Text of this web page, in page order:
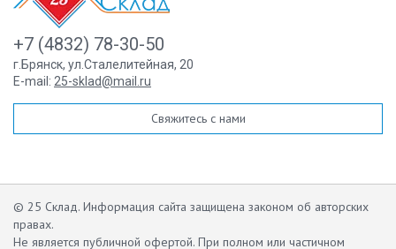
+7 (4832) 78-30-50
г.Брянск, ул.Сталелитейная, 20
E-mail: 25-sklad@mail.ru
Свяжитесь с нами
© 25 Склад. Информация сайта защищена законом об авторских
правах.
Не является публичной офертой. При полном или частичном